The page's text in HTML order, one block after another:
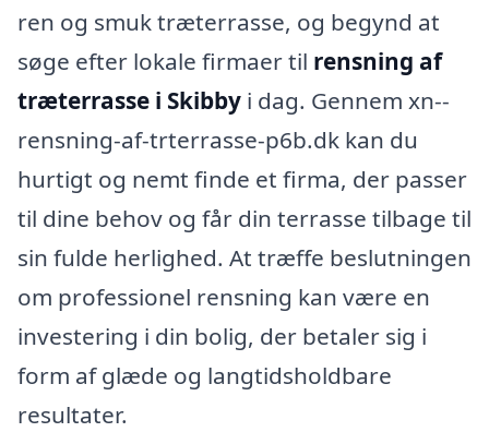
ren og smuk træterrasse, og begynd at
søge efter lokale firmaer til rensning af
træterrasse i Skibby i dag. Gennem xn--
rensning-af-trterrasse-p6b.dk kan du
hurtigt og nemt finde et firma, der passer
til dine behov og får din terrasse tilbage til
sin fulde herlighed. At træffe beslutningen
om professionel rensning kan være en
investering i din bolig, der betaler sig i
form af glæde og langtidsholdbare
resultater.